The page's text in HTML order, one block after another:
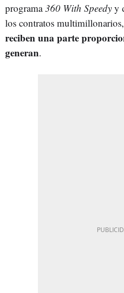
programa360 With Speedy y
los contratos multimillonarios,
reciben una parte
generan.